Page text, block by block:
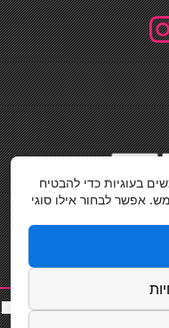
|תוספות שיער|שף פרטי|כ
סאות
בעוגיות כדי להבטיח
אפשר לבחור אילו סוגי